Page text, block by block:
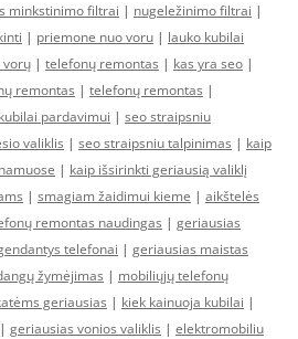
minkstinimo filtrai | nugeležinimo filtrai |
| priemone nuo voru | lauko kubilai
vorų | telefonų remontas | kas yra seo |
remontas | telefonų remontas |
pardavimui | seo straipsniu
valiklis | seo straipsniu talpinimas | kaip
| kaip išsirinkti geriausią valiklį
| smagiam žaidimui kieme | aikštelės
remontas naudingas | geriausias
telefonai | geriausias maistas
žymėjimas | mobiliųjų telefonų
geriausias | kiek kainuoja kubilai |
| geriausias vonios valiklis | elektromobiliu